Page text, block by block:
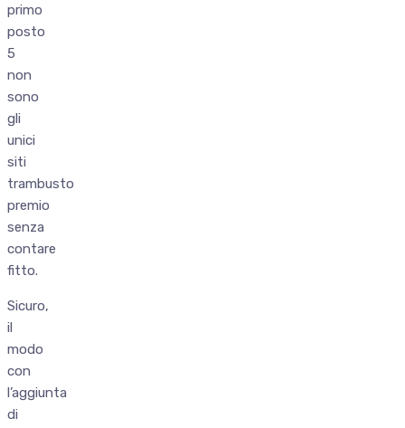
primo
posto
5
non
sono
gli
unici
siti
trambusto
premio
senza
contare
fitto.
Sicuro,
il
modo
con
l’aggiunta
di